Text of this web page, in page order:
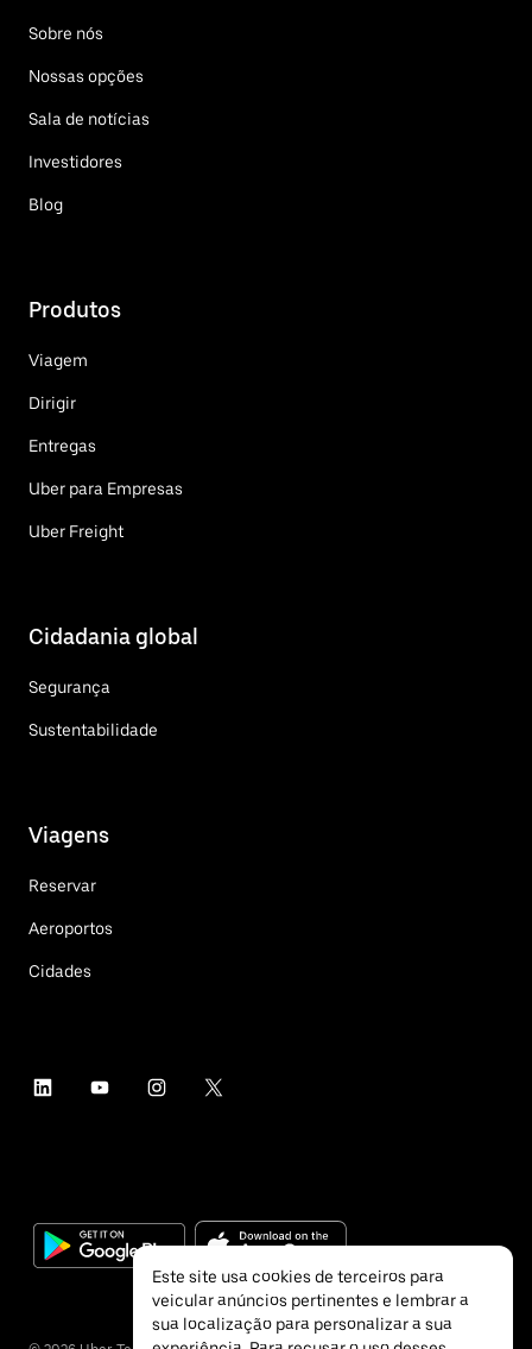
Sobre nós
Nossas opções
Sala de notícias
Investidores
Blog
Produtos
Viagem
Dirigir
Entregas
Uber para Empresas
Uber Freight
Cidadania global
Segurança
Sustentabilidade
Viagens
Reservar
Aeroportos
Cidades
Este site usa cookies de terceiros para
veicular anúncios pertinentes e lembrar a
sua localização para personalizar a sua